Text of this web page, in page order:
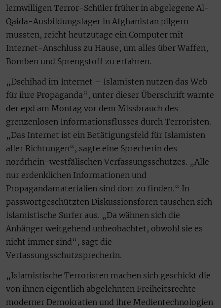
lernwilligen Terror-Schüler früher in abgelegene Al-
Qaida-Ausbildungslager in Afghanistan pilgern
mussten, reicht heutzutage ein Computer mit
Internet-Anschluss zu Hause, um alles über Waffen,
Bomben und Sprengstoff zu erfahren.
„Dschihad im Internet – Islamisten nutzen das Web
für ihre Propaganda“, unter dieser Überschrift warnte
der epd am Montag vor dem Missbrauch des
grenzenlosen Informationsflusses durch Terroristen.
„Das Internet ist ein Betätigungsfeld für Islamisten
aller Richtungen“, sagte eine Sprecherin des
nordrhein-westfälischen Verfassungsschutzes. „Alle
nur erdenklichen Informationen und
Propagandamaterialien sind dort zu finden.“ In
passwortgeschützten Diskussionsforen tauschen sich
islamistische Surfer aus. „Da wähnen sich die
Anhänger weitgehend unbeobachtet, obwohl sie es
nicht immer sind“, sagt die
Verfassungsschutzsprecherin.
„Islamistische Terroristen machen sich geschickt die
von ihnen eigentlich abgelehnten Freiheitsrechte
moderner Demokratien und ihre Medientechnologien